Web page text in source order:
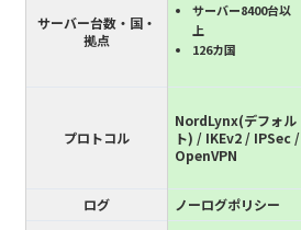
デンマーク(1) :
フランス(2)
ドイツ(3)
サーバー台数・国・
拠点
サーバー8400台以
上
126カ国
プロトコル
NordLynx(デフォル
ト) / IKEv2 / IPSec /
OpenVPN
ログ ノーログポリシー